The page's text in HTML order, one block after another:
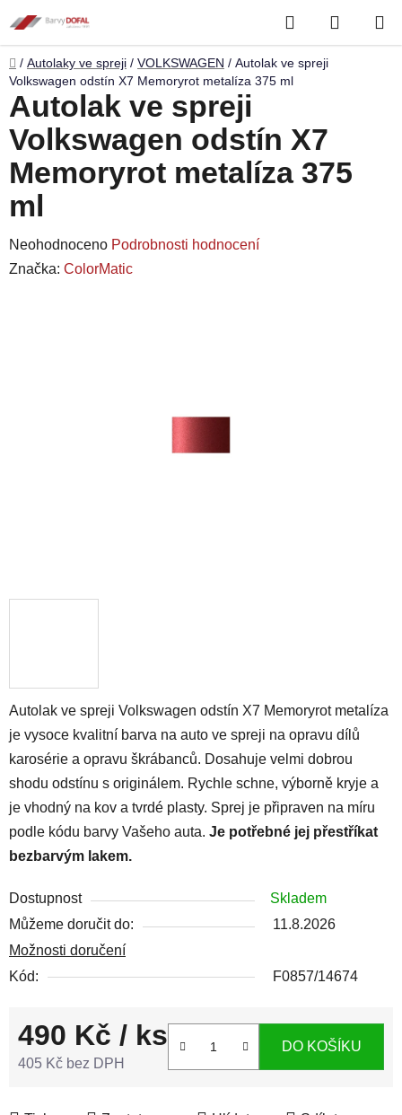
na
obsah
Hledat
KOŠÍK
Domů
/ Autolaky ve spreji / VOLKSWAGEN / Autolak ve spreji
Volkswagen odstín X7 Memoryrot metalíza 375 ml
Autolak ve spreji Volkswagen odstín X7 Memoryrot metalíza
je vysoce kvalitní barva na auto ve spreji na opravu dílů
karosérie a opravu škrábanců. Dosahuje velmi dobrou
shodu odstínu s originálem. Rychle schne, výborně kryje a
je vhodný na kov a tvrdé plasty. Sprej je připraven na míru
podle kódu barvy Vašeho auta. Je potřebné jej přestříkat
bezbarvým lakem.
Dostupnost
Skladem
Můžeme doručit do:
11.8.2026
Možnosti doručení
Kód:
F0857/14674
490 Kč / ks
405 Kč bez DPH
DO KOŠÍKU
Autolak ve spreji
Volkswagen odstín X7
Memoryrot metalíza 375
ml
Průměrné
hodnocení
Neohodnoceno Podrobnosti hodnocení
Značka: ColorMatic